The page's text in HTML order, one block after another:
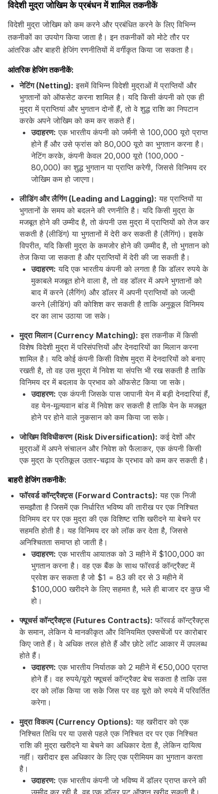
विदेशी मुद्रा जोखिम के प्रबंधन में शामिल तकनीकें
विदेशी मुद्रा जोखिम को कम करने और प्रबंधित करने के लिए विभिन्न
तकनीकों का उपयोग किया जाता है। इन तकनीकों को मोटे तौर पर
आंतरिक और बाहरी हेजिंग रणनीतियों में वर्गीकृत किया जा सकता है।
आंतरिक हेजिंग तकनीकें:
नेटिंग (Netting): इसमें विभिन्न विदेशी मुद्राओं में प्राप्तियों और
भुगतानों को ऑफसेट करना शामिल है। यदि किसी कंपनी को एक ही
मुद्रा में प्राप्तियां और भुगतान दोनों हैं, तो वे शुद्ध राशि का निपटान
करके अपने जोखिम को कम कर सकते हैं।
उदाहरण: एक भारतीय कंपनी को जर्मनी से 100,000 यूरो प्राप्त
होने हैं और उसे फ्रांस को 80,000 यूरो का भुगतान करना है।
नेटिंग करके, कंपनी केवल 20,000 यूरो (100,000 -
80,000) का शुद्ध भुगतान या प्राप्ति करेगी, जिससे विनिमय दर
जोखिम कम हो जाएगा।
लीडिंग और लैगिंग (Leading and Lagging): यह प्राप्तियों या
भुगतानों के समय को बदलने की रणनीति है। यदि किसी मुद्रा के
मजबूत होने की उम्मीद है, तो कंपनी उस मुद्रा में प्राप्तियों को तेज कर
सकती है (लीडिंग) या भुगतानों में देरी कर सकती है (लैगिंग)। इसके
विपरीत, यदि किसी मुद्रा के कमजोर होने की उम्मीद है, तो भुगतान को
तेज किया जा सकता है और प्राप्तियों में देरी की जा सकती है।
उदाहरण: यदि एक भारतीय कंपनी को लगता है कि डॉलर रुपये के
मुकाबले मजबूत होने वाला है, तो वह डॉलर में अपने भुगतानों को
बाद में करने (लैगिंग) और डॉलर में अपनी प्राप्तियों को जल्दी
करने (लीडिंग) की कोशिश कर सकती है ताकि अनुकूल विनिमय
दर का लाभ उठाया जा सके।
मुद्रा मिलान (Currency Matching): इस तकनीक में किसी
विशेष विदेशी मुद्रा में परिसंपत्तियों और देनदारियों का मिलान करना
शामिल है। यदि कोई कंपनी किसी विशेष मुद्रा में देनदारियों को बनाए
रखती है, तो वह उस मुद्रा में निवेश या संपत्ति भी रख सकती है ताकि
विनिमय दर में बदलाव के प्रभाव को ऑफसेट किया जा सके।
उदाहरण: एक कंपनी जिसके पास जापानी येन में बड़ी देनदारियां हैं,
वह येन-मूल्यवान बांड में निवेश कर सकती है ताकि येन के मजबूत
होने पर होने वाले नुकसान को कम किया जा सके।
जोखिम विविधीकरण (Risk Diversification): कई देशों और
मुद्राओं में अपने संचालन और निवेश को फैलाकर, एक कंपनी किसी
एक मुद्रा के प्रतिकूल उतार-चढ़ाव के प्रभाव को कम कर सकती है।
बाहरी हेजिंग तकनीकें:
फॉरवर्ड कॉन्ट्रैक्ट्स (Forward Contracts): यह एक निजी
समझौता है जिसमें एक निर्धारित भविष्य की तारीख पर एक निश्चित
विनिमय दर पर एक मुद्रा की एक विशिष्ट राशि खरीदने या बेचने पर
सहमति होती है। यह विनिमय दर को लॉक कर देता है, जिससे
अनिश्चितता समाप्त हो जाती है।
उदाहरण: एक भारतीय आयातक को 3 महीने में $100,000 का
भुगतान करना है। वह एक बैंक के साथ फॉरवर्ड कॉन्ट्रैक्ट में
प्रवेश कर सकता है जो $1 = ₹83 की दर से 3 महीने में
$100,000 खरीदने के लिए सहमत है, भले ही बाजार दर कुछ भी
हो।
फ्यूचर्स कॉन्ट्रैक्ट्स (Futures Contracts): फॉरवर्ड कॉन्ट्रैक्ट्स
के समान, लेकिन ये मानकीकृत और विनियमित एक्सचेंजों पर कारोबार
किए जाते हैं। वे अधिक तरल होते हैं और छोटे लॉट आकार में उपलब्ध
होते हैं।
उदाहरण: एक भारतीय निर्यातक को 2 महीने में €50,000 प्राप्त
होने हैं। वह रुपये/यूरो फ्यूचर्स कॉन्ट्रैक्ट बेच सकता है ताकि उस
दर को लॉक किया जा सके जिस पर वह यूरो को रुपये में परिवर्तित
करेगा।
मुद्रा विकल्प (Currency Options): यह खरीदार को एक
निश्चित तिथि पर या उससे पहले एक निश्चित दर पर एक निश्चित
राशि की मुद्रा खरीदने या बेचने का अधिकार देता है, लेकिन दायित्व
नहीं। खरीदार इस अधिकार के लिए एक प्रीमियम का भुगतान करता
है।
उदाहरण: एक भारतीय कंपनी जो भविष्य में डॉलर प्राप्त करने की
उम्मीद कर रही है, वह एक डॉलर पुट ऑप्शन खरीद सकती है।